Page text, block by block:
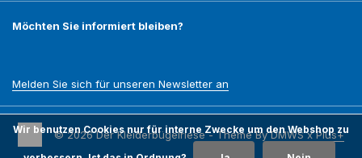
Möchten Sie informiert bleiben?
Melden Sie sich für unseren Newsletter an
© 2026 Der Kleiderbügelriese - Theme ByDMWSxPlus+
Wir benutzen Cookies nur für interne Zwecke um den Webshop zu